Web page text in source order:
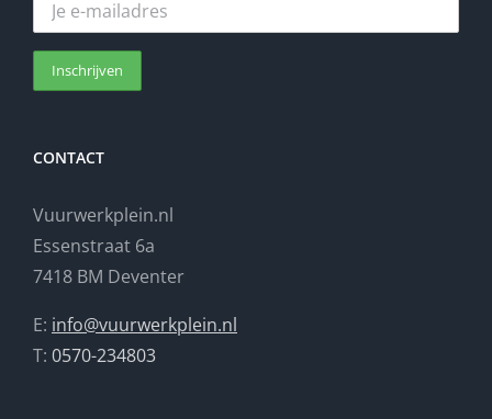
CONTACT
Vuurwerkplein.nl
Essenstraat 6a
7418 BM Deventer
E: info@vuurwerkplein.nl
T: 0570-234803